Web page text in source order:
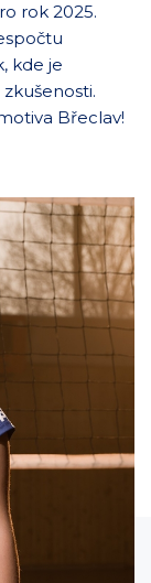
rok 2025.
kde je
Břeclav!